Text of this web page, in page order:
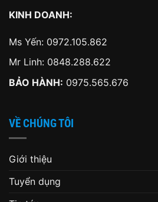
KINH DOANH:
Ms Yến: 0972.105.862
Mr Linh: 0848.288.622
BẢO HÀNH: 0975.565.676
VỀ CHÚNG TÔI
Giới thiệu
Tuyển dụng